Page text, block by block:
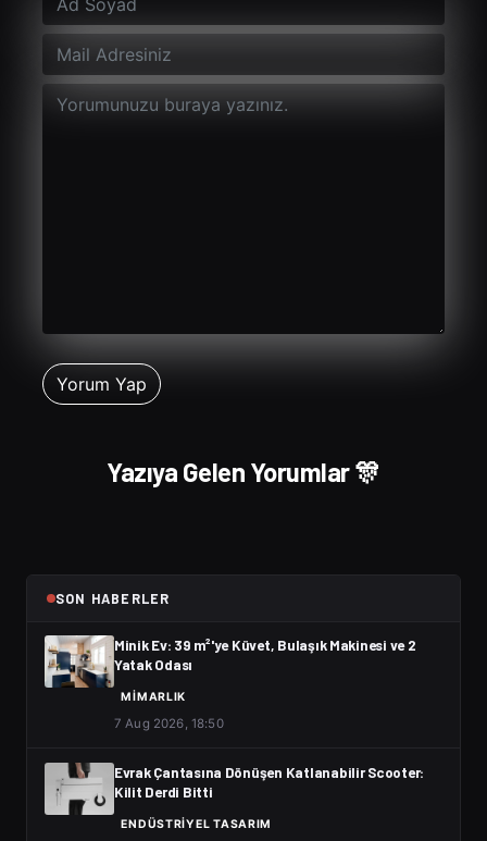
Yazıya Gelen Yorumlar 🎊
SON HABERLER
Minik Ev: 39 m²'ye Küvet, Bulaşık Makinesi ve 2
Yatak Odası
MIMARLIK
7 Aug 2026, 18:50
Evrak Çantasına Dönüşen Katlanabilir Scooter:
Kilit Derdi Bitti
ENDÜSTRIYEL TASARIM